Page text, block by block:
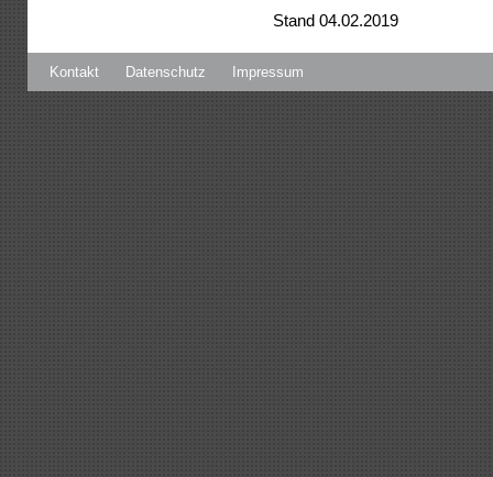
Stand 04.02.2019
Kontakt Datenschutz Impressum